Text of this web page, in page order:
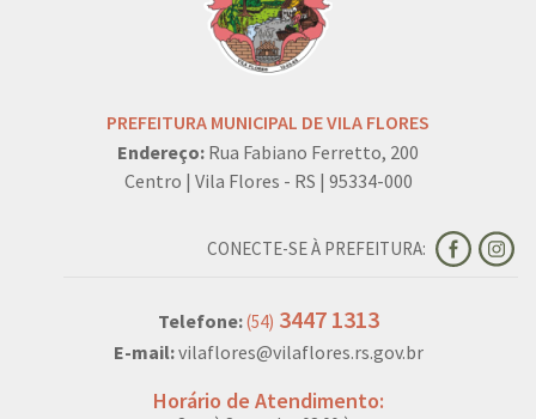
PREFEITURA MUNICIPAL DE VILA FLORES
Endereço: Rua Fabiano Ferretto, 200
Centro | Vila Flores - RS | 95334-000
CONECTE-SE À PREFEITURA:
Telefone:(54) 3447 1313
E-mail:vilaflores@vilaflores.rs.gov.br
Horário de Atendimento: